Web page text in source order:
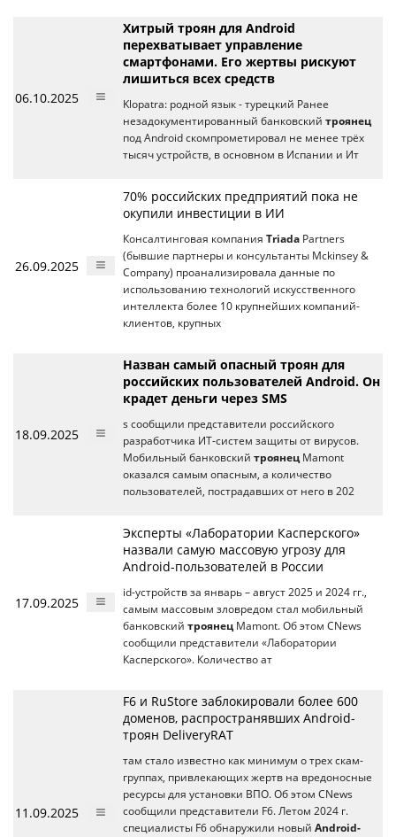
06.10.2025
Хитрый троян для Android
перехватывает управление
смартфонами. Его жертвы рискуют
лишиться всех средств
Klopatra: родной язык - турецкий Ранее
незадокументированный банковский троянец
под Android скомпрометировал не менее трёх
тысяч устройств, в основном в Испании и Ит
26.09.2025
70% российских предприятий пока не
окупили инвестиции в ИИ
Консалтинговая компания Triada Partners
(бывшие партнеры и консультанты Mckinsey &
Company) проанализировала данные по
использованию технологий искусственного
интеллекта более 10 крупнейших компаний-
клиентов, крупных
18.09.2025
Назван самый опасный троян для
российских пользователей Android. Он
крадет деньги через SMS
s сообщили представители российского
разработчика ИТ-систем защиты от вирусов.
Мобильный банковский троянец Mamont
оказался самым опасным, а количество
пользователей, пострадавших от него в 202
17.09.2025
Эксперты «Лаборатории Касперского»
назвали самую массовую угрозу для
Android-пользователей в России
id-устройств за январь – август 2025 и 2024 гг.,
самым массовым зловредом стал мобильный
банковский троянец Mamont. Об этом CNews
сообщили представители «Лаборатории
Касперского». Количество ат
11.09.2025
F6 и RuStore заблокировали более 600
доменов, распространявших Аndroid-
троян DeliveryRAT
там стало известно как минимум о трех скам-
группах, привлекающих жертв на вредоносные
ресурсы для установки ВПО. Об этом CNews
сообщили представители F6. Летом 2024 г.
специалисты F6 обнаружили новый Android-